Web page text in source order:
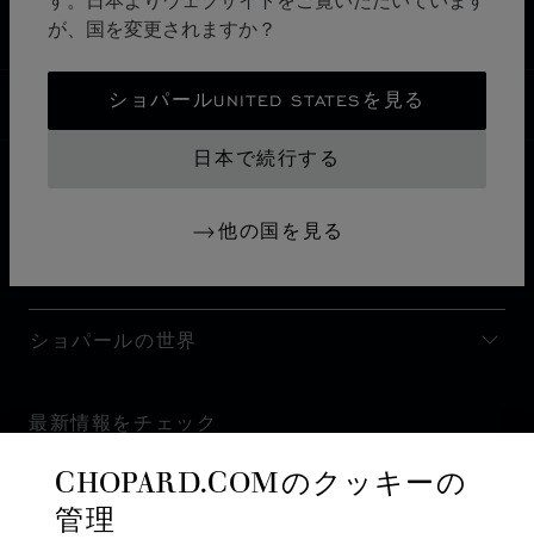
が、国を変更されますか？
ショパールUNITED STATESを見る
日本で続行する
他の国を見る
ヨーロッパ ROTTERDAM
日本
ローカリゼーション (国の変更)
国の変更
ショパールの世界
最新情報をチェック
CHOPARD.COMのクッキーの
管理